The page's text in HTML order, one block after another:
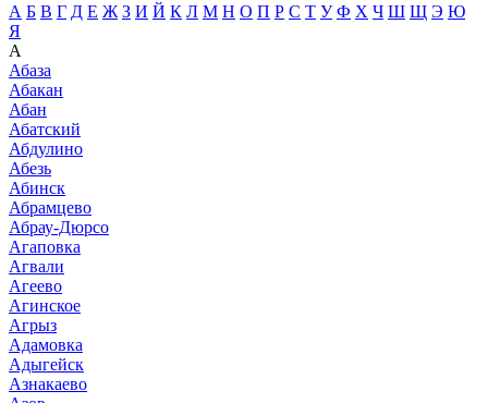
А Б В Г Д Е Ж З И Й К Л М Н О П Р С Т У Ф Х Ч Ш Щ Э Ю
Я
А
Абаза
Абакан
Абан
Абатский
Абдулино
Абезь
Абинск
Абрамцево
Абрау-Дюрсо
Агаповка
Агвали
Агеево
Агинское
Агрыз
Адамовка
Адыгейск
Азнакаево